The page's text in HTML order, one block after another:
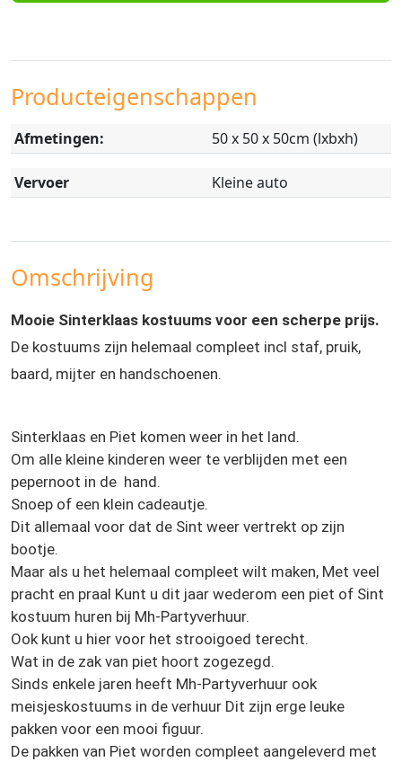
Producteigenschappen
Afmetingen: 50 x 50 x 50cm (lxbxh)
Vervoer Kleine auto
Omschrijving
Mooie Sinterklaas kostuums voor een scherpe prijs.
De kostuums zijn helemaal compleet incl staf, pruik,
baard, mijter en handschoenen.
Sinterklaas en Piet komen weer in het land.
Om alle kleine kinderen weer te verblijden met een
pepernoot in de hand.
Snoep of een klein cadeautje.
Dit allemaal voor dat de Sint weer vertrekt op zijn
bootje.
Maar als u het helemaal compleet wilt maken, Met veel
pracht en praal Kunt u dit jaar wederom een piet of Sint
kostuum huren bij Mh-Partyverhuur.
Ook kunt u hier voor het strooigoed terecht.
Wat in de zak van piet hoort zogezegd.
Sinds enkele jaren heeft Mh-Partyverhuur ook
meisjeskostuums in de verhuur Dit zijn erge leuke
pakken voor een mooi figuur.
De pakken van Piet worden compleet aangeleverd met